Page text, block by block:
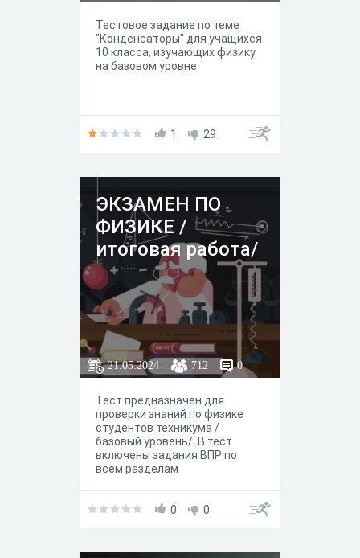
Тестовое задание по теме
"Конденсаторы" для учащихся
10 класса, изучающих физику
на базовом уровне
1 29
ЭКЗАМЕН ПО
ФИЗИКЕ /
итоговая работа/
21.05.2024 712 0
Тест предназначен для
проверки знаний по физике
студентов техникума /
базовый уровень/. В тест
включены задания ВПР по
всем разделам
Желаем успеха!
0 0